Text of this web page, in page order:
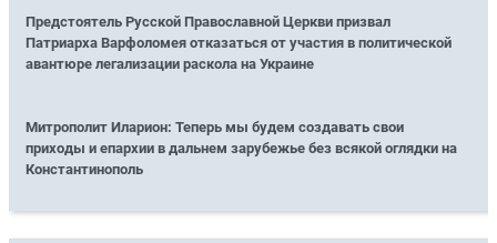
Предстоятель Русской Православной Церкви призвал
Патриарха Варфоломея отказаться от участия в политической
авантюре легализации раскола на Украине
Митрополит Иларион: Теперь мы будем создавать свои
приходы и епархии в дальнем зарубежье без всякой оглядки на
Константинополь